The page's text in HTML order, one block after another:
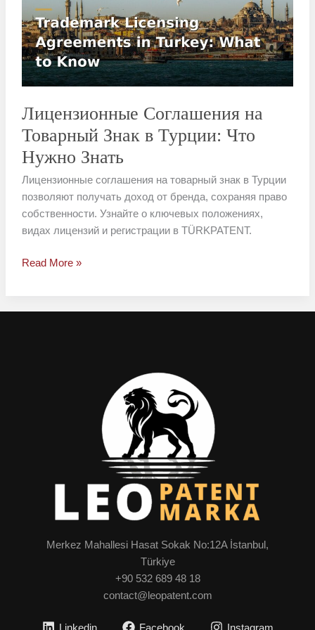
Лицензионные Соглашения на
Товарный Знак в Турции: Что
Нужно Знать
Лицензионные соглашения на товарный знак в Турции
позволяют получать доход от бренда, сохраняя право
собственности. Узнайте о ключевых положениях,
видах лицензий и регистрации в TÜRKPATENT.
Знак
в
Турции:
Что
Нужно
Read More »
Merkez Mahallesi Hasat Sokak No:12A İstanbul,
Türkiye
+90 532 689 48 18
contact@leopatent.com
Linkedin Facebook Instagram